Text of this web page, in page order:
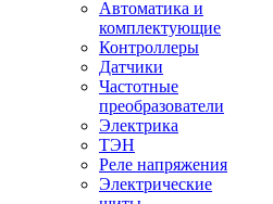
Автоматика и
комплектующие
Контроллеры
Датчики
Частотные
преобразователи
Электрика
ТЭН
Реле напряжения
Электрические